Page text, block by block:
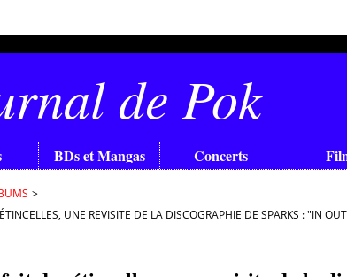
de Pok
BDs et Mangas Concerts
>
UNE REVISITE DE LA DISCOGRAPHIE DE SPARKS : "IN